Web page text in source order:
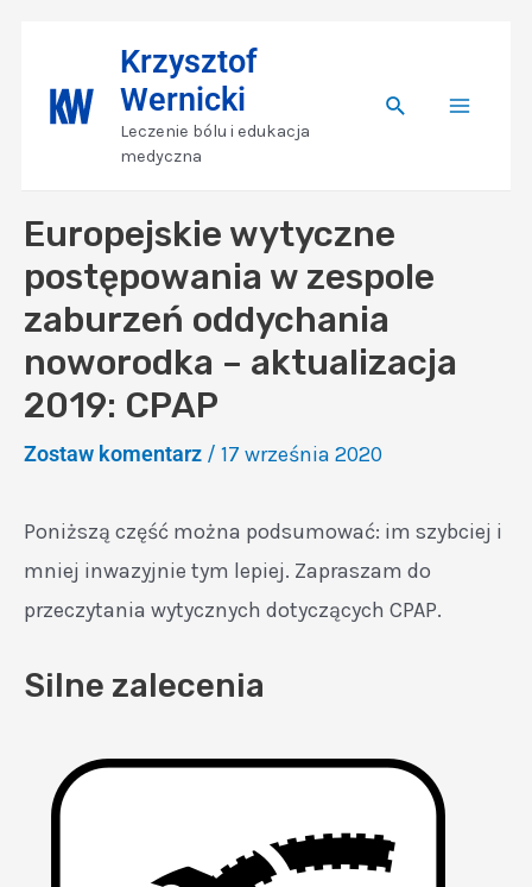
content
Krzysztof
Wernicki
Leczenie bólu i edukacja
medyczna
SearchMenu
Europejskie wytyczne
postępowania w zespole
zaburzeń oddychania
noworodka – aktualizacja
2019: CPAP
Zostaw komentarz / 17 września 2020
Poniższą część można podsumować: im szybciej i
mniej inwazyjnie tym lepiej. Zapraszam do
przeczytania wytycznych dotyczących CPAP.
Silne zalecenia